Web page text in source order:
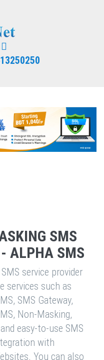
SMS
ALPHA SMS
service provider
services such as
SMS Gateway,
Non-Masking,
easy-to-use SMS
with
You can also